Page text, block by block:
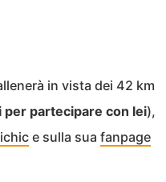
in vista dei 42 km
per partecipare con lei),
e sulla sua fanpage